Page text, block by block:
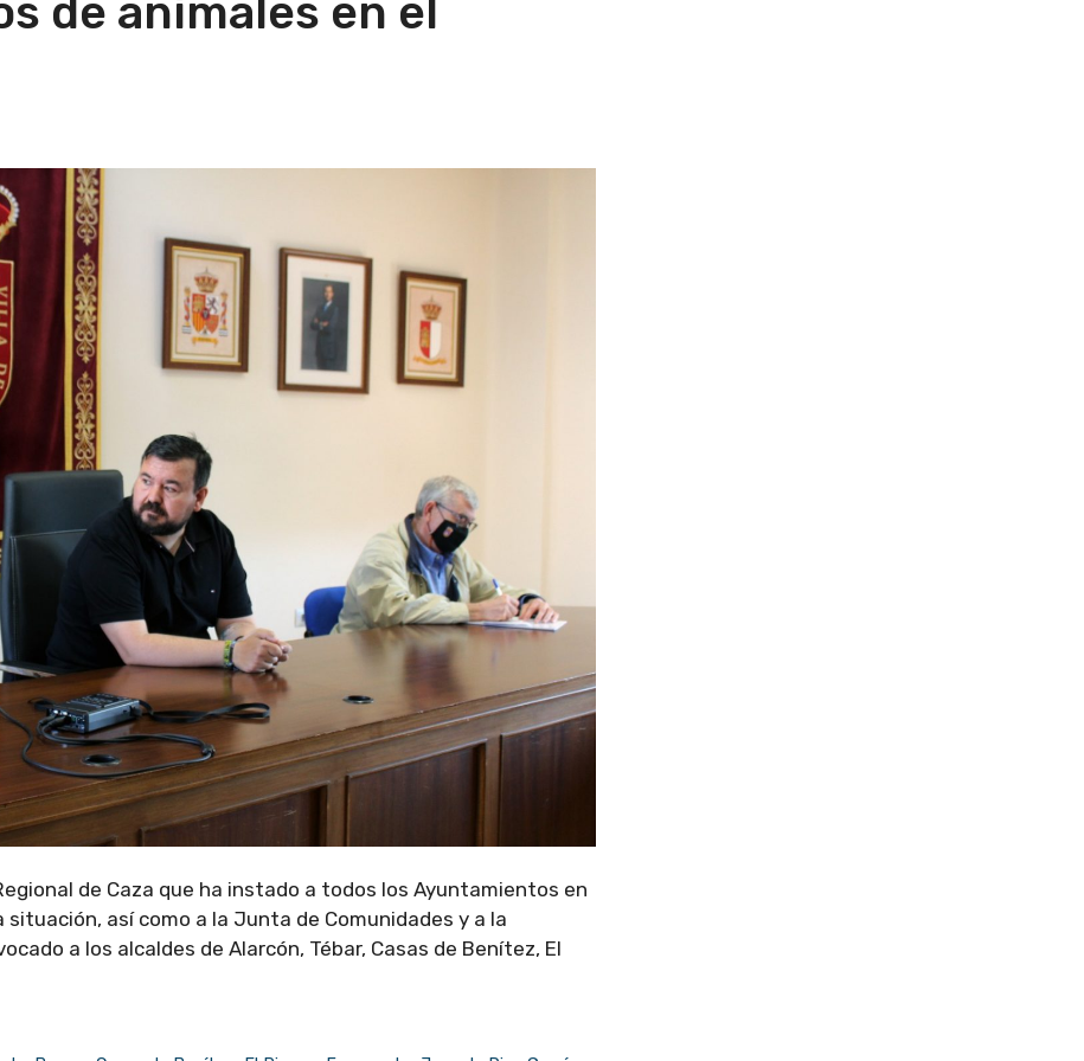
de animales en el
de Caza que ha instado a todos los Ayuntamientos en
así como a la Junta de Comunidades y a la
a los alcaldes de Alarcón, Tébar, Casas de Benítez, El